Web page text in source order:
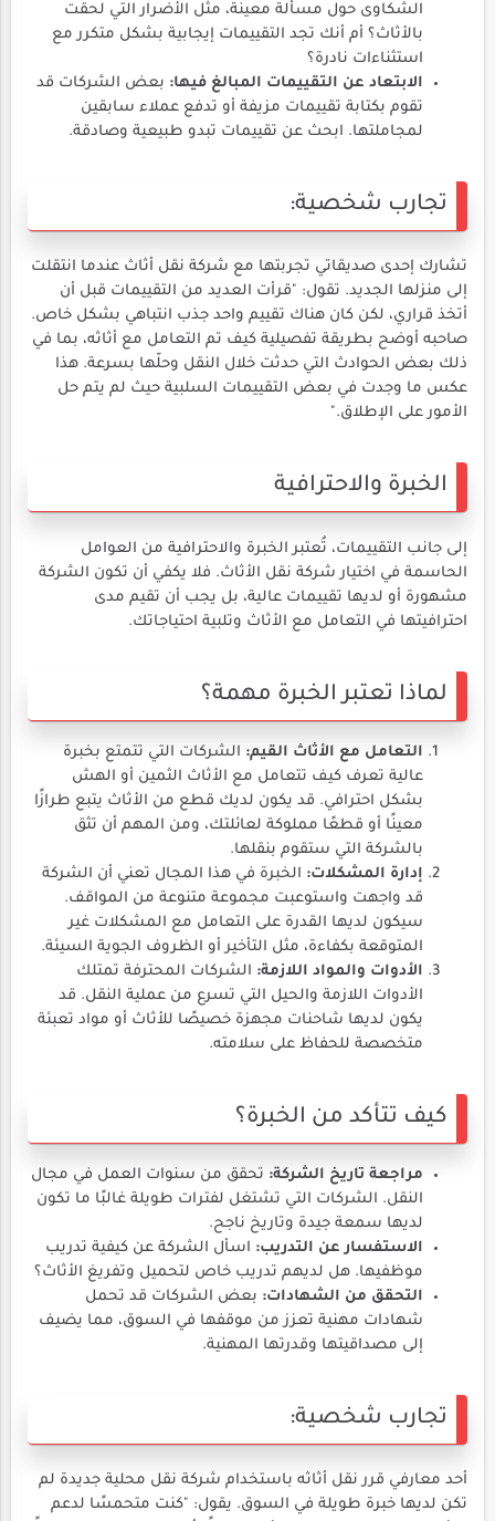
الشكاوى حول مسألة معينة، مثل الأضرار التي لحقت
بالأثاث؟ أم أنك تجد التقييمات إيجابية بشكل متكرر مع
استثناءات نادرة؟
الابتعاد عن التقييمات المبالغ فيها: بعض الشركات قد
تقوم بكتابة تقييمات مزيفة أو تدفع عملاء سابقين
لمجاملتها. ابحث عن تقييمات تبدو طبيعية وصادقة.
تجارب شخصية:
تشارك إحدى صديقاتي تجربتها مع شركة نقل أثاث عندما انتقلت
إلى منزلها الجديد. تقول: "قرأت العديد من التقييمات قبل أن
أتخذ قراري، لكن كان هناك تقييم واحد جذب انتباهي بشكل خاص.
صاحبه أوضح بطريقة تفصيلية كيف تم التعامل مع أثاثه، بما في
ذلك بعض الحوادث التي حدثت خلال النقل وحلّها بسرعة. هذا
عكس ما وجدت في بعض التقييمات السلبية حيث لم يتم حل
الأمور على الإطلاق."
الخبرة والاحترافية
إلى جانب التقييمات، تُعتبر الخبرة والاحترافية من العوامل
الحاسمة في اختيار شركة نقل الأثاث. فلا يكفي أن تكون الشركة
مشهورة أو لديها تقييمات عالية، بل يجب أن تقيم مدى
احترافيتها في التعامل مع الأثاث وتلبية احتياجاتك.
لماذا تعتبر الخبرة مهمة؟
التعامل مع الأثاث القيم: الشركات التي تتمتع بخبرة
عالية تعرف كيف تتعامل مع الأثاث الثمين أو الهش
بشكل احترافي. قد يكون لديك قطع من الأثاث يتبع طرازًا
معينًا أو قطعًا مملوكة لعائلتك، ومن المهم أن تثق
بالشركة التي ستقوم بنقلها.
إدارة المشكلات: الخبرة في هذا المجال تعني أن الشركة
قد واجهت واستوعبت مجموعة متنوعة من المواقف.
سيكون لديها القدرة على التعامل مع المشكلات غير
المتوقعة بكفاءة، مثل التأخير أو الظروف الجوية السيئة.
الأدوات والمواد اللازمة: الشركات المحترفة تمتلك
الأدوات اللازمة والحيل التي تسرع من عملية النقل. قد
يكون لديها شاحنات مجهزة خصيصًا للأثاث أو مواد تعبئة
متخصصة للحفاظ على سلامته.
كيف تتأكد من الخبرة؟
مراجعة تاريخ الشركة: تحقق من سنوات العمل في مجال
النقل. الشركات التي تشتغل لفترات طويلة غالبًا ما تكون
لديها سمعة جيدة وتاريخ ناجح.
الاستفسار عن التدريب: اسأل الشركة عن كيفية تدريب
موظفيها. هل لديهم تدريب خاص لتحميل وتفريغ الأثاث؟
التحقق من الشهادات: بعض الشركات قد تحمل
شهادات مهنية تعزز من موقفها في السوق، مما يضيف
إلى مصداقيتها وقدرتها المهنية.
تجارب شخصية:
أحد معارفي قرر نقل أثاثه باستخدام شركة نقل محلية جديدة لم
تكن لديها خبرة طويلة في السوق. يقول: "كنت متحمسًا لدعم